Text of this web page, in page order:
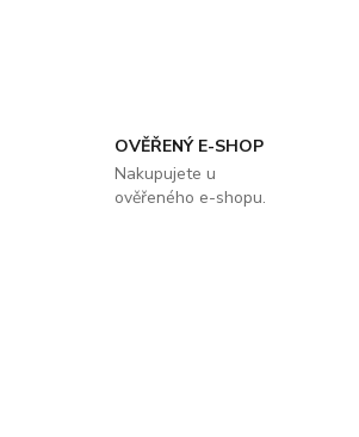
OVĚŘENÝ E-SHOP
Nakupujete u
ověřeného e-shopu.